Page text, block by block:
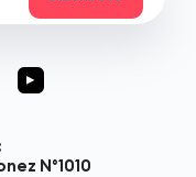
N°1010